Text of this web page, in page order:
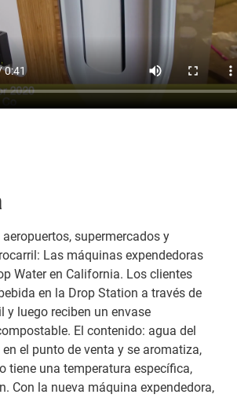
supermercados y
Las máquinas expendedoras
Water en California. Los clientes
en la Drop Station a través de
y luego reciben un envase
El contenido: agua del
el punto de venta y se aromatiza,
tiene una temperatura específica,
Con la nueva máquina expendedora,